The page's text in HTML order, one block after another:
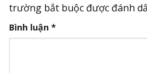
trường bắt buộc được đánh
Bình luận *